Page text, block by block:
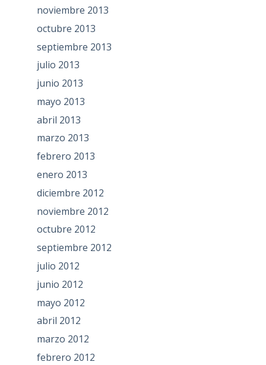
noviembre 2013
octubre 2013
septiembre 2013
julio 2013
junio 2013
mayo 2013
abril 2013
marzo 2013
febrero 2013
enero 2013
diciembre 2012
noviembre 2012
octubre 2012
septiembre 2012
julio 2012
junio 2012
mayo 2012
abril 2012
marzo 2012
febrero 2012